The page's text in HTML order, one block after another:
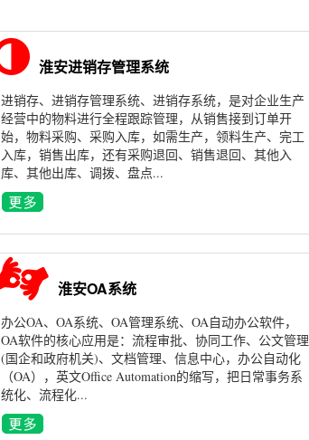
淮安进销存管理系统
进销存、进销存管理系统、进销存系统，是对企业生产
经营中的物料进行全程跟踪管理，从销售接到订单开
始，物料采购、采购入库，如需生产，领料生产、完工
入库，销售出库，还有采购退回、销售退回、其他入
库、其他出库、调拨、盘点...
淮安OA系统
办公OA、OA系统、OA管理系统、OA自动办公软件，
OA软件的核心应用是：流程审批、协同工作、公文管理
(国企和政府机关)、文档管理、信息中心，办公自动化
（OA），英文Office Automation的缩写，把日常事务系
统化、流程化...